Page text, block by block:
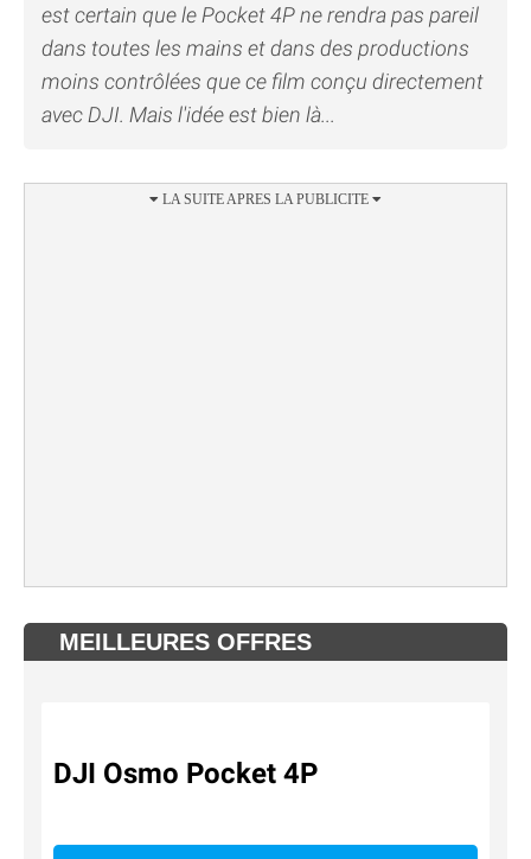
est certain que le Pocket 4P ne rendra pas pareil
dans toutes les mains et dans des productions
moins contrôlées que ce film conçu directement
avec DJI. Mais l'idée est bien là...
MEILLEURES OFFRES
DJI Osmo Pocket 4P